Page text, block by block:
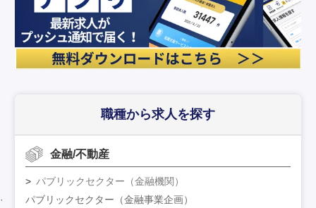
職種から求人を探す
金融/不動産
パブリックセクター（金融機関）
パブリックセクター（金融事業企画）